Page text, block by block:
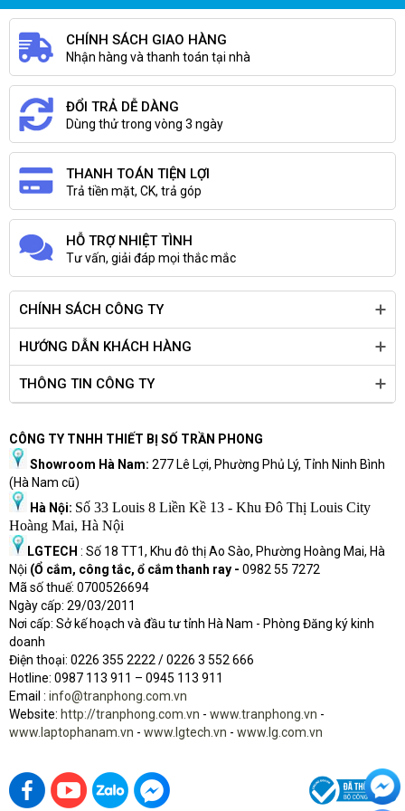
thay trống máy in , sửa máy in canon bị in mờ , kẹt giấy ,
không in được... cung cấp Cartridge máy in canon 5300 ,
hộp mực máy in canon 5300 chính hãng, giá rẻ
CHÍNH SÁCH GIAO HÀNG
Nhận hàng và thanh toán tại nhà
ĐỔI TRẢ DỄ DÀNG
Dùng thử trong vòng 3 ngày
THANH TOÁN TIỆN LỢI
Trả tiền mặt, CK, trả góp
HỖ TRỢ NHIỆT TÌNH
Tư vấn, giải đáp mọi thắc mắc
CHÍNH SÁCH CÔNG TY
HƯỚNG DẪN KHÁCH HÀNG
THÔNG TIN CÔNG TY
CÔNG TY TNHH THIẾT BỊ SỐ TRẦN PHONG
Showroom Hà Nam: 277 Lê Lợi, Phường Phủ Lý, Tỉnh Ninh Bình
(Hà Nam cũ)
Hà Nội: Số 33 Louis 8 Liền Kề 13 - Khu Đô Thị Louis City
Hoàng Mai, Hà Nội
LGTECH : Số 18 TT1, Khu đô thị Ao Sào, Phường Hoàng Mai, Hà
Nội (Ổ cắm, công tắc, ổ cắm thanh ray - 0982 55 7272
Mã số thuế: 0700526694
Ngày cấp: 29/03/2011
Nơi cấp: Sở kế hoạch và đầu tư tỉnh Hà Nam - Phòng Đăng ký kinh
doanh
Điện thoại: 0226 355 2222 / 0226 3 552 666
Hotine: 0987 113 911 – 0945 113 911
Email : info@tranphong.com.vn
Website: http://tranphong.com.vn - www.tranphong.vn -
www.laptophanam.vn - www.lgtech.vn - www.lg.com.vn